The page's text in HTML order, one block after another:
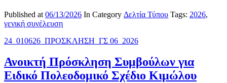
Published at 06/13/2026 In Category Δελτία Τύπου Tags: 2026,
γενική συνέλευση
24_010626_ΠΡΟΣΚΛΗΣΗ_ΓΣ 06_2026
Ανοικτή Πρόσκληση Συμβούλων για
Ειδικό Πολεοδομικό Σχέδιο Κιμώλου